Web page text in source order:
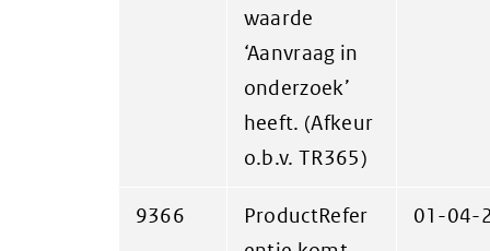
waarde
‘Aanvraag in
onderzoek’
heeft. (Afkeur
o.b.v. TR365)
9366
ProductRefer
01-04-